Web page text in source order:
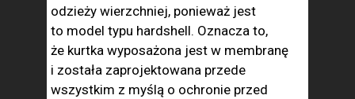
odzieży wierzchniej, ponieważ jest
to model typu hardshell. Oznacza to,
że kurtka wyposażona jest w membranę
i została zaprojektowana przede
wszystkim z myślą o ochronie przed